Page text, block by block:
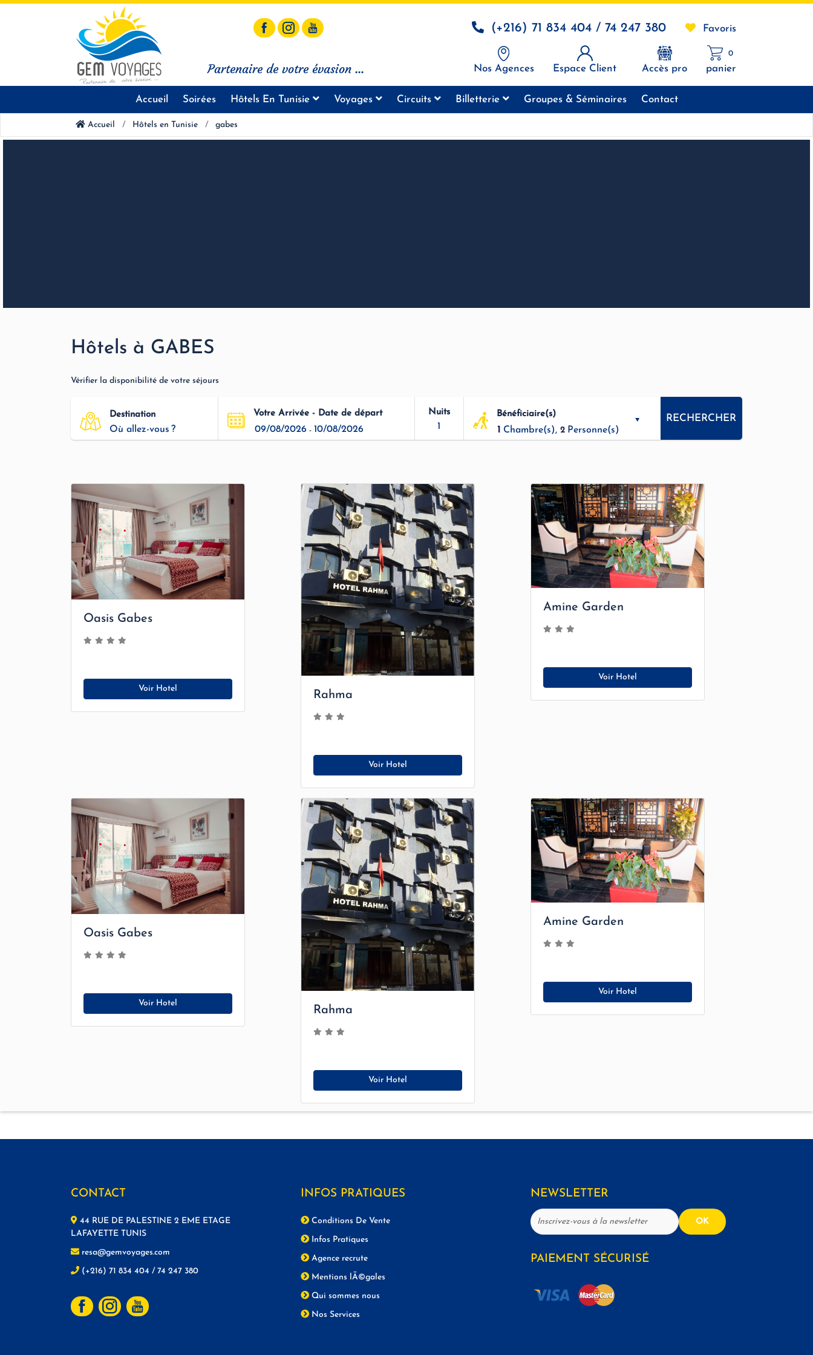
Partenaire de votre évasion ...
(+216) 71 834 404 / 74 247 380 Favoris
Nos Agences Espace Client Accès pro
0
panier
Accueil Soirées Hôtels En Tunisie Voyages Circuits Billetterie Groupes & Séminaires Contact
Accueil Hôtels en Tunisie gabes
Hôtels à GABES
Vérifier la disponibilité de votre séjours
Destination
Où allez-vous ?
Votre Arrivée - Date de départ
09/08/2026 - 10/08/2026
Nuits
1
Bénéficiaire(s)
1 Chambre(s), 2 Personne(s)
RECHERCHER
Oasis Gabes
Voir Hotel
Rahma
Voir Hotel
Amine Garden
Voir Hotel
Oasis Gabes
Voir Hotel
Rahma
Voir Hotel
Amine Garden
Voir Hotel
CONTACT
44 RUE DE PALESTINE 2 EME ETAGE
LAFAYETTE TUNIS
resa@gemvoyages.com
(+216) 71 834 404 / 74 247 380
INFOS PRATIQUES
Conditions De Vente
Infos Pratiques
Agence recrute
Mentions lÃ©gales
Qui sommes nous
Nos Services
NEWSLETTER
OK
PAIEMENT SÉCURISÉ